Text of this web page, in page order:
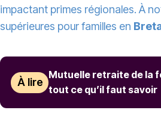
impactant primes régionales. À
supérieures pour familles en
À lire
Mutuelle retraite de la
tout ce qu’il faut savoir